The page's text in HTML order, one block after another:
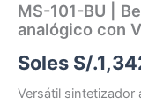
MS-101-BU |
analógico con
Soles S/.
Versátil sintetizador